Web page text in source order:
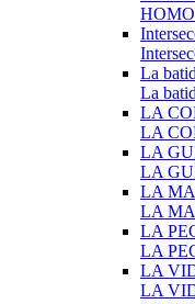
La
La
LA
LA
LA
LA
LA
LA
LA
LA
LA
LA